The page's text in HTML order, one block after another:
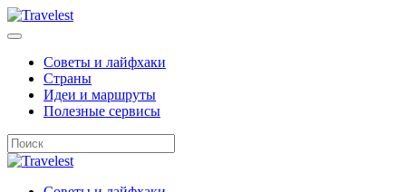
Советы и лайфхаки
Страны
Идеи и маршруты
Полезные сервисы